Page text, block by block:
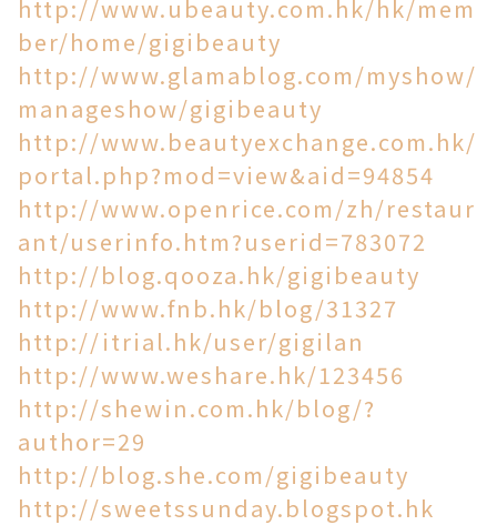
http://www.ubeauty.com.hk/hk/mem
ber/home/gigibeauty
http://www.glamablog.com/myshow/
manageshow/gigibeauty
http://www.beautyexchange.com.hk/
portal.php?mod=view&aid=94854
http://www.openrice.com/zh/restaur
ant/userinfo.htm?userid=783072
http://blog.qooza.hk/gigibeauty
http://www.fnb.hk/blog/31327
http://itrial.hk/user/gigilan
http://www.weshare.hk/123456
http://shewin.com.hk/blog/?
author=29
http://blog.she.com/gigibeauty
http://sweetssunday.blogspot.hk